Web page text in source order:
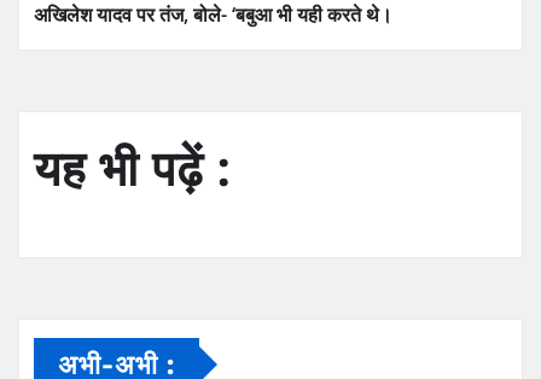
अखिलेश यादव पर तंज, बोले- ‘बबुआ भी यही करते थे।
यह भी पढ़ें :
अभी-अभी :